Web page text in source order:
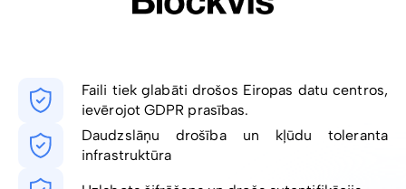
Faili tiek glabāti drošos Eiropas datu centros,
ievērojot GDPR prasības.
Daudzslāņu drošība un kļūdu toleranta
infrastruktūra